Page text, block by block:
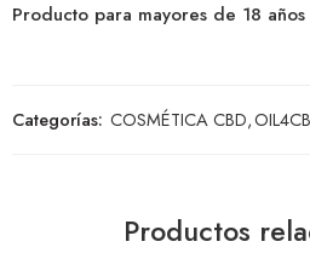
Producto para mayores de 18 años
Categorías: COSMÉTICA CBD,
Productos